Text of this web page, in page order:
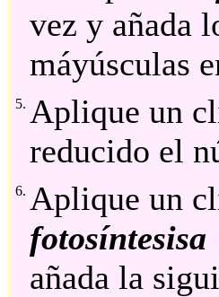
vez y añada
máyúsculas
5. Aplique un
reducido el
6. Aplique un
añada la